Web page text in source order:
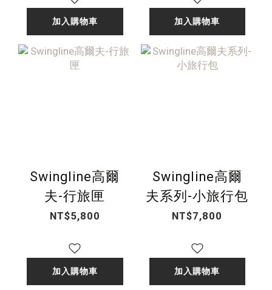
組
加入購物車 加入購物車
Swingline高爾
夫-行旅匣
NT$5,800
加入購物車
Swingline高爾
夫系列-小旅行包
NT$7,800
加入購物車